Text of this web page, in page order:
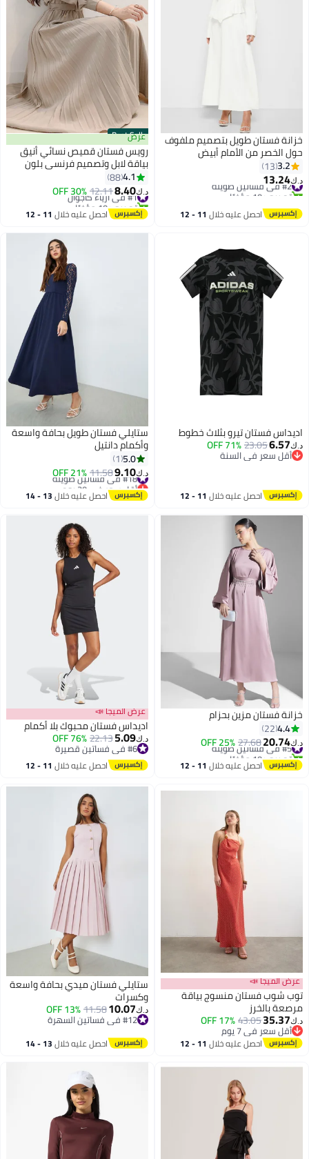
خزانة فستان طويل بتصميم ملفوف
حول الخصر من الأمام أبيض
3.2
13
د.ك‏13.24
#2 في فساتين طويلة
تم بيع +10 مؤخرًا
#2 في فساتين طويلة
احصل عليه خلال 11 - 12
اغسطس
Best Seller
عرض
رويس فستان قميص نسائي أنيق
بياقة لابل وتصميم فرنسي بلون
موحد، أكمام طويلة وأزرار مع حاشية
مطوية، فستان بخصر عال لإطلالة
راقية وبسيطة، مثالي لضيوف حفلات
الزفاف مع حزام خصر
4.1
88
د.ك‏8.40
12.11
30% OFF #1 في أزياء كاجوال
تم بيع +10 مؤخرًا
#1 في أزياء كاجوال احصل عليه خلال 11 - 12
اغسطس
اديداس فستان تيرو بثلاث خطوط
د.ك‏6.57
23.05
71% OFF
أقل سعر في السنة
احصل عليه خلال 11 - 12
2
ستايلي فستان طويل بحافة واسعة
وأكمام دانتيل
5.0
1
د.ك‏9.10
11.58
21% OFF #18 في فساتين طويلة
أقل سعر في 30 يوم
#18 في فساتين طويلة احصل عليه خلال 13 - 14
خزانة فستان مزين بحزام
4.4
22
د.ك‏20.74
27.68
25% OFF #5 في فساتين طويلة
تم بيع +10 مؤخرًا
#5 في فساتين طويلة احصل عليه خلال 11 - 12
عرض الميجا 📣
اديداس فستان محبوك بلا أكمام
د.ك‏5.09
22.13
76% OFF
#6 في فساتين قصيرة
#6 في فساتين قصيرة احصل عليه خلال 11 - 12
عرض الميجا 📣
توب شوب فستان منسوج بياقة
مرصعة بالخرز
د.ك‏35.37
43.05
17% OFF
أقل سعر في 7 يوم
أقل سعر في 7 يوماحصل عليه خلال 11 - 12
ستايلي فستان ميدي بحافة واسعة
وكسرات
د.ك‏10.07
11.58
13% OFF
#12 في فساتين السهرة
احصل عليه خلال 13 - 14